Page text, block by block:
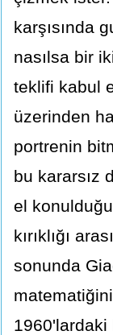
karşısında
nasılsa bir
teklifi kabul
üzerinden
portrenin
bu kararsız
el
kırıklığı
sonunda
1960'lardaki